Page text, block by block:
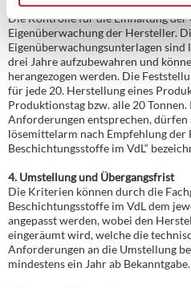
3. Eigenverantwortung des
Die Kontrolle für die Einhaltung
Eigenüberwachung der Hersteller.
Eigenüberwachungsunterlagen
drei Jahre aufzubewahren und
herangezogen werden. Die
für jede 20. Herstellung eines
Produktionstag bzw. alle 20
Anforderungen entsprechen, dürfen
lösemittelarm nach Empfehlung
Beschichtungsstoffe im VdL“
4. Umstellung und Übergangsfrist
Die Kriterien können durch die
Beschichtungsstoffe im VdL dem
angepasst werden, wobei den
eingeräumt wird, welche die
Anforderungen an die Umstellung
mindestens ein Jahr ab Bekanntgabe.